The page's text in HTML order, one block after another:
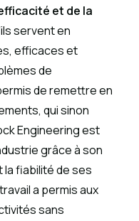
et de la
servent en
efficaces et
de
de remettre en
qui sinon
Engineering est
grâce à son
fiabilité de ses
a permis aux
sans